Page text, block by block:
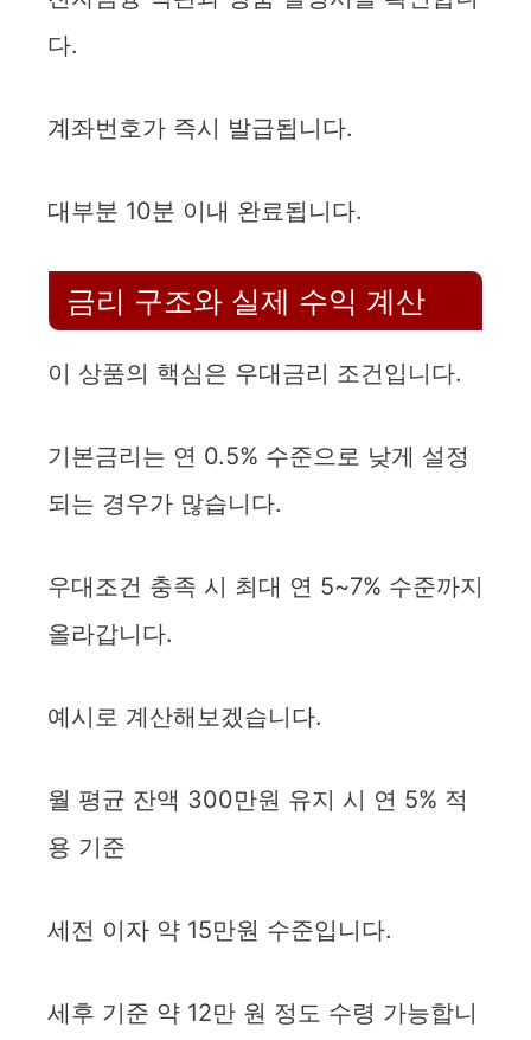
다.
계좌번호가 즉시 발급됩니다.
대부분 10분 이내 완료됩니다.
금리 구조와 실제 수익 계산
이 상품의 핵심은 우대금리 조건입니다.
기본금리는 연 0.5% 수준으로 낮게 설정
되는 경우가 많습니다.
우대조건 충족 시 최대 연 5~7% 수준까지
올라갑니다.
예시로 계산해보겠습니다.
월 평균 잔액 300만원 유지 시 연 5% 적
용 기준
세전 이자 약 15만원 수준입니다.
세후 기준 약 12만 원 정도 수령 가능합니